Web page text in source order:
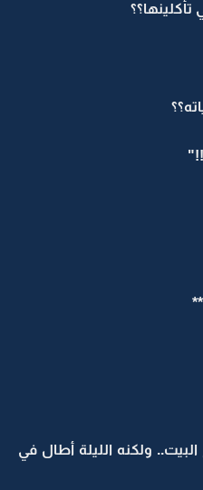
ولكنه الليلة أطال في